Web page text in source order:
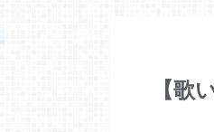
【歌